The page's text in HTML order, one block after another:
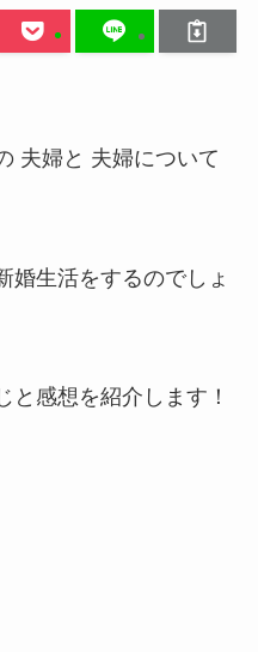
夫婦と 夫婦について
婚生活をするのでしょ
と感想を紹介します！